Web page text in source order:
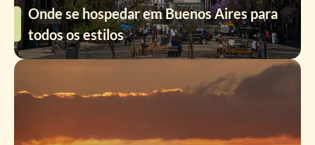
Onde se hospedar em Buenos Aires para
todos os estilos